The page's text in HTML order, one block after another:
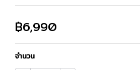
฿6,990
จำนวน